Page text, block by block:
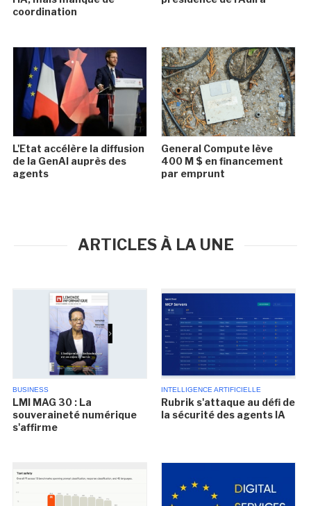
coordination
L'Etat accélère la diffusion
de la GenAI auprès des
agents
General Compute lève
400 M $ en financement
par emprunt
ARTICLES À LA UNE
BUSINESS
LMI MAG 30 : La
souveraineté numérique
s'affirme
INTELLIGENCE ARTIFICIELLE
Rubrik s'attaque au défi de
la sécurité des agents IA